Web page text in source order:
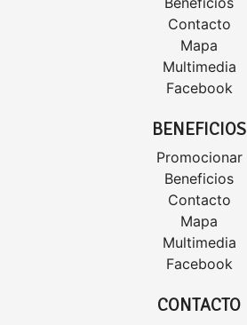
Contacto
Mapa
Multimedia
Facebook
BENEFICIOS
Promocionar
Beneficios
Contacto
Mapa
Multimedia
Facebook
CONTACTO